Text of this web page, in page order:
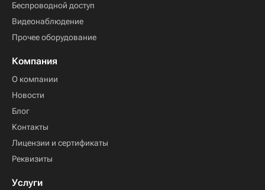
Беспроводной доступ
Видеонаблюдение
Прочее оборудование
Компания
О компании
Новости
Блог
Контакты
Лицензии и сертификаты
Реквизиты
Услуги